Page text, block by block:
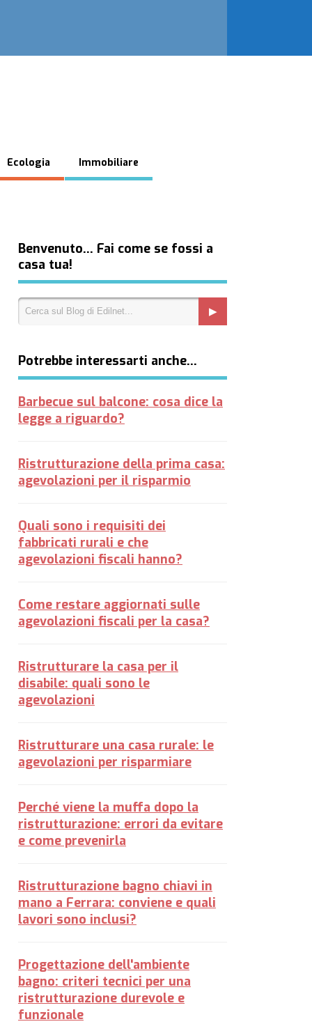
Ecologia Immobiliare
Benvenuto… Fai come se fossi a
casa tua!
Potrebbe interessarti anche…
Barbecue sul balcone: cosa dice la
legge a riguardo?
Ristrutturazione della prima casa:
agevolazioni per il risparmio
Quali sono i requisiti dei
fabbricati rurali e che
agevolazioni fiscali hanno?
Come restare aggiornati sulle
agevolazioni fiscali per la casa?
Ristrutturare la casa per il
disabile: quali sono le
agevolazioni
Ristrutturare una casa rurale: le
agevolazioni per risparmiare
Perché viene la muffa dopo la
ristrutturazione: errori da evitare
e come prevenirla
Ristrutturazione bagno chiavi in
mano a Ferrara: conviene e quali
lavori sono inclusi?
Progettazione dell'ambiente
bagno: criteri tecnici per una
ristrutturazione durevole e
funzionale